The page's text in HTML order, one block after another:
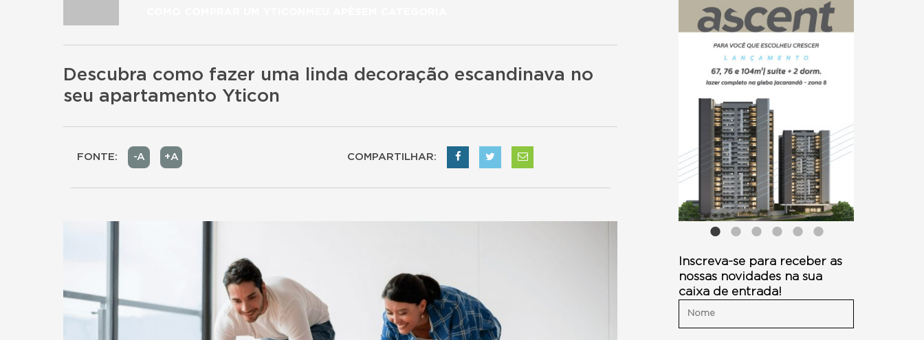
Descubra como fazer uma linda decoração escandinava no
seu apartamento Yticon
FONTE: -A +A COMPARTILHAR:
Inscreva-se para receber as
nossas novidades na sua
caixa de entrada!